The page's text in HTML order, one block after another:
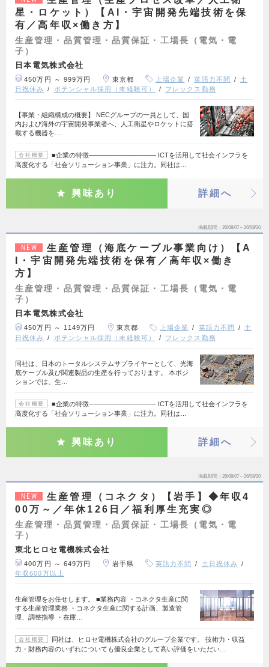
星・ロケット）【AI・宇宙開発先端技術を保
有／高年収×働き方】
生産管理・品質管理・品質保証・工場長（電気・電
子）
日本電気株式会社
450万円 ～ 999万円 東京都 上場企業 英語力不問
土
日祝休み
ポテンシャル採用（未経験可） フレックス勤務
【事業・組織構成の概要】 NECグループの一員として、国
内および海外の宇宙開発事業者へ、人工衛星やロケットに搭
載する機器を…
会社概要
■企業の特徴────────────── ICTを活用して社会インフラを
高度化する「社会ソリューション事業」に注力。同社は…
興味あり 詳細へ
掲載期間 26/08/07～26/08/20
NEW
生産管理（海底ケーブル事業向け）【A
I・宇宙開発先端技術を保有／高年収×働き
方】
生産管理・品質管理・品質保証・工場長（電気・電
子）
日本電気株式会社
450万円 ～ 1149万円 東京都 上場企業 英語力不問
土
日祝休み
ポテンシャル採用（未経験可） フレックス勤務
同社は、日本のトータルシステムサプライヤーとして、光海
底ケーブル及び関連製品の生産を行っております。 本ポジ
ションでは、生…
会社概要
■企業の特徴────────────── ICTを活用して社会インフラを
高度化する「社会ソリューション事業」に注力。同社は…
興味あり 詳細へ
掲載期間 26/08/07～26/08/20
NEW
生産管理（コネクタ）【岩手】◆年収4
00万～／年休126日／福利厚生充実◎
生産管理・品質管理・品質保証・工場長（電気・電
子）
東北ヒロセ電機株式会社
400万円 ～ 649万円 岩手県 英語力不問
土日祝休み
年収600万以上
生産管理をお任せします。 ■業務内容 ・コネクタ生産に関
する生産管理業務 ・コネクタ生産に関する計画、製造管
理、調整指導 ・在庫…
会社概要
同社は、ヒロセ電機株式会社のグループ企業です。 技術力・収益
力・財務内容のいずれについても優良企業として高い評価をいただい…